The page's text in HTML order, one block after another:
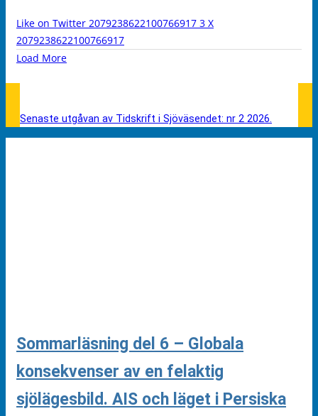
Like on Twitter 2079238622100766917 3 X
2079238622100766917
Load More
Senaste utgåvan av Tidskrift i Sjöväsendet: nr 2 2026.
Sommarläsning del 6 – Globala
konsekvenser av en felaktig
sjölägesbild. AIS och läget i Persiska